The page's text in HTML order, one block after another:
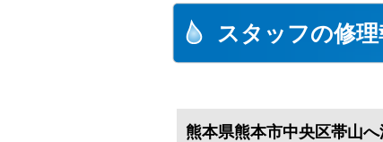
スタッフの修理
熊本県熊本市中央区帯山